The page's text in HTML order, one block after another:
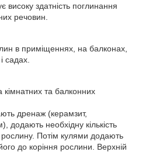
високу здатність поглинання
речовин.
в приміщеннях, на балконах,
садах.
кімнатних та балконних
дренаж (керамзит,
додають необхідну кількість
рослину. Потім кулями додають
до коріння рослини. Верхній